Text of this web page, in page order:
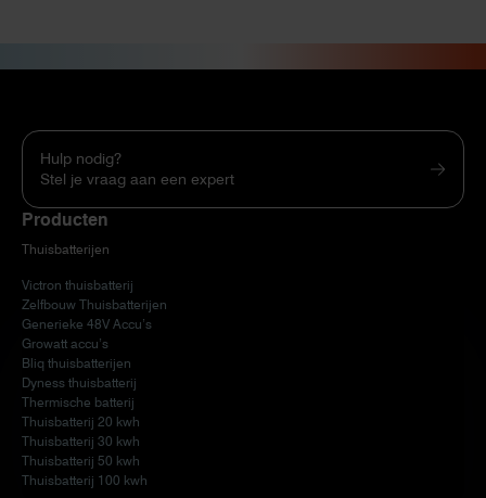
Hulp nodig?
Stel je vraag aan een expert
Producten
Thuisbatterijen
Victron thuisbatterij
Zelfbouw Thuisbatterijen
Generieke 48V Accu’s
Growatt accu’s
Bliq thuisbatterijen
Dyness thuisbatterij
Thermische batterij
Thuisbatterij 20 kwh
Thuisbatterij 30 kwh
Thuisbatterij 50 kwh
Thuisbatterij 100 kwh